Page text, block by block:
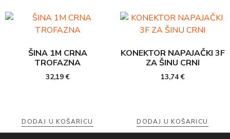
ŠINA 1M CRNA
TROFAZNA
32,19€
DODAJ U KOŠARICU
KONEKTOR NAPAJAČKI 3F
ZA ŠINU CRNI
13,74€
DODAJ U KOŠARICU